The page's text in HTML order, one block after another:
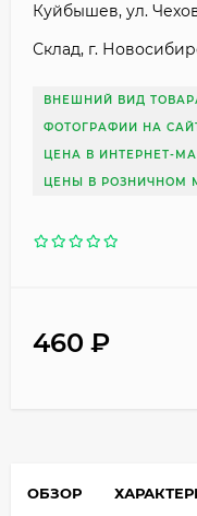
Куйбышев, ул.
Склад, г.
ВНЕШНИЙ ВИД
ФОТОГРАФИИ НА
ЦЕНА В ИНТЕРНЕТ-
ЦЕНЫ В РОЗНИЧНОМ
460 ₽
ОБЗОР